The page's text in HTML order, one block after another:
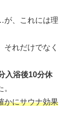
が、これには理
それだけでなく
入浴後10分休
かにサウナ効果